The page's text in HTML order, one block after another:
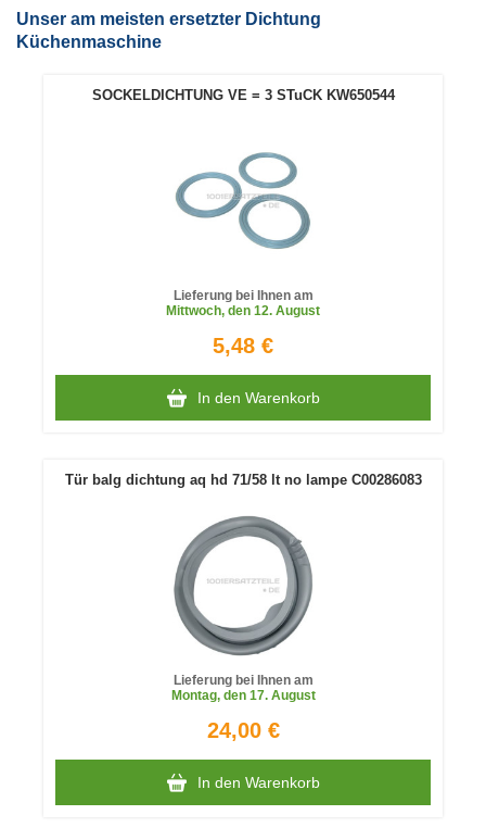
Unser am meisten ersetzter Dichtung
Küchenmaschine
SOCKELDICHTUNG VE = 3 STuCK KW650544
Lieferung bei Ihnen am
Mittwoch, den 12. August
5,48 €
In den Warenkorb
Tür balg dichtung aq hd 71/58 lt no lampe C00286083
Lieferung bei Ihnen am
Montag, den 17. August
24,00 €
In den Warenkorb